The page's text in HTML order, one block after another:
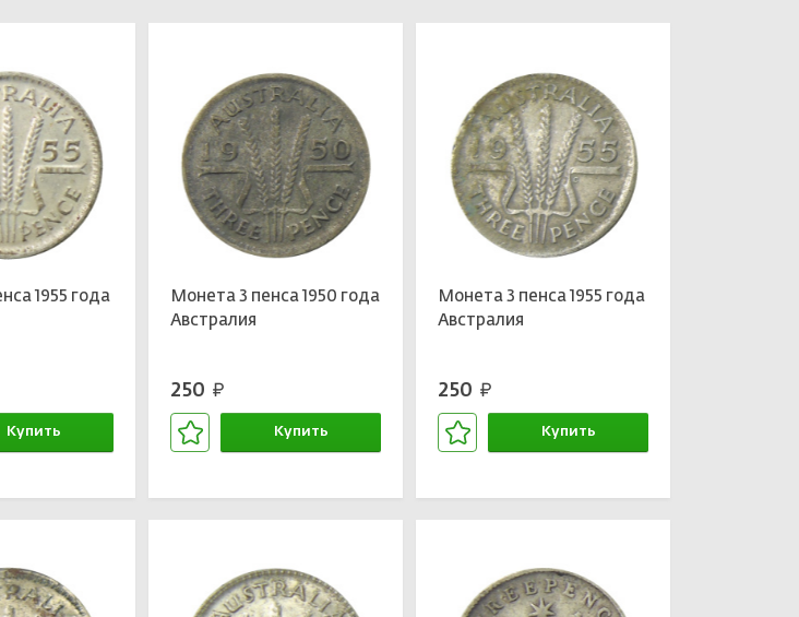
1955 года
Купить
Монета 3 пенса 1950 года
Австралия
250 руб.
Купить
Монета 3 пенса 1955 года
Австралия
250 руб.
Купить